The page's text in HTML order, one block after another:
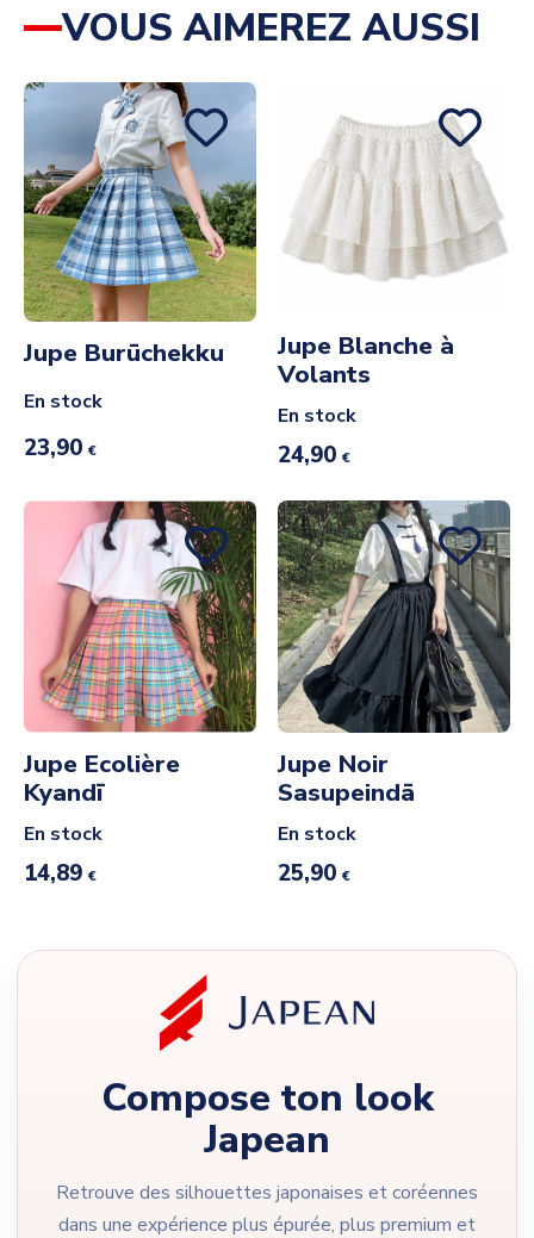
VOUS AIMEREZ AUSSI
Jupe Burūchekku
En stock
23,90 €
Jupe Blanche à
Volants
En stock
24,90 €
Jupe Ecolière
Kyandī
En stock
14,89 €
Jupe Noir
Sasupeindā
En stock
25,90 €
Compose ton look
Japean
Retrouve des silhouettes japonaises et coréennes
dans une expérience plus épurée, plus premium et